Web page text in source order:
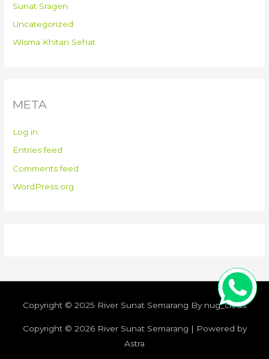
Sunat Sragen
Uncategorized
Wisma Khitan Sehat
META
Log in
Entries feed
Comments feed
WordPress.org
Copyright © 2025 River Sunat Semarang By nug_cleus
Copyright © 2026 River Sunat Semarang | Powered by
Astra